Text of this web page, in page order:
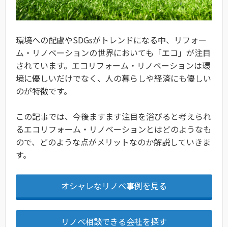
環境への配慮やSDGsがトレンドになる中、リフォー
ム・リノベーションの世界においても「エコ」が注目
されています。エコリフォーム・リノベーションは環
境に優しいだけでなく、人の暮らしや経済にも優しい
のが特徴です。
この記事では、今後ますます注目を浴びると考えられ
るエコリフォーム・リノベーションとはどのようなも
ので、どのような点がメリットなのか解説していきま
す。
オシャレなリノベ事例を見る
リノベ相談できる会社を探す